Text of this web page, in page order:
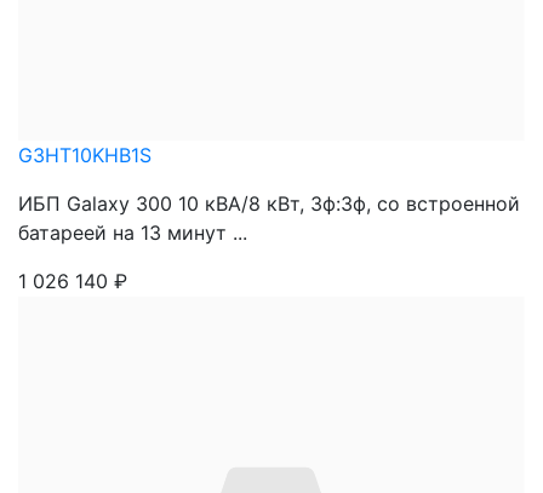
G3HT10KHB1S
ИБП Galaxy 300 10 кВА/8 кВт, 3ф:3ф, со встроенной
батареей на 13 минут ...
1 026 140 ₽